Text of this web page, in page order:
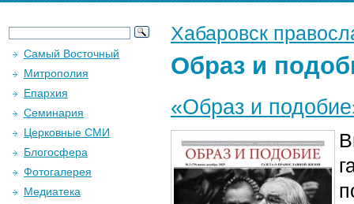
Хабаровск
Образ и
«Образ и
Самый Восточный
Митрополия
Епархия
Семинария
Церковные СМИ
Блогосфера
Фотогалерея
Медиатека